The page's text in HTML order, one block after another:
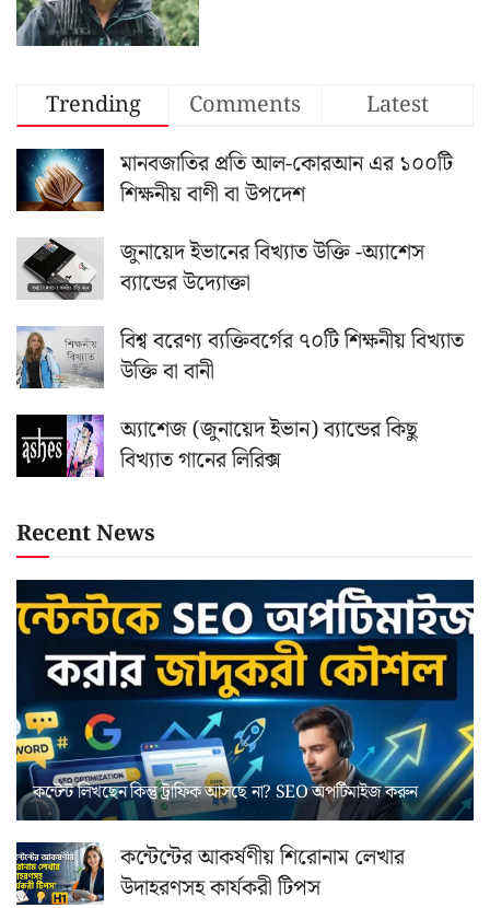
Trending Comments
Latest
মানবজাতির প্রতি আল-কোরআন এর ১০০টি
শিক্ষনীয় বাণী বা উপদেশ
জুনায়েদ ইভানের বিখ্যাত উক্তি -অ্যাশেস
ব্যান্ডের উদ্যোক্তা
বিশ্ব বরেণ্য ব্যক্তিবর্গের ৭০টি শিক্ষনীয় বিখ্যাত
উক্তি বা বানী
অ্যাশেজ (জুনায়েদ ইভান) ব্যান্ডের কিছু
বিখ্যাত গানের লিরিক্স
Recent News
কন্টেন্ট লিখছেন কিন্তু ট্রাফিক আসছে না? ‍SEO অপটিমাইজ করুন
কন্টেন্টের আকর্ষণীয় শিরোনাম লেখার
উদাহরণসহ কার্যকরী টিপস